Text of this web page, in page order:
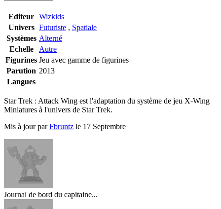
Editeur Wizkids
Univers Futuriste , Spatiale
Systèmes Alterné
Echelle
Autre
Figurines Jeu avec gamme de figurines
Parution 2013
Langues
Star Trek : Attack Wing est l'adaptation du système de jeu X-Wing
Miniatures à l'univers de Star Trek.
Mis à jour parFbruntz le 17 Septembre
Journal de bord du capitaine...